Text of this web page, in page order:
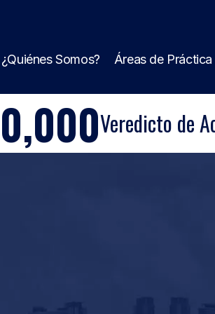
¿Quiénes Somos? Áreas de Práctica
Veredicto de